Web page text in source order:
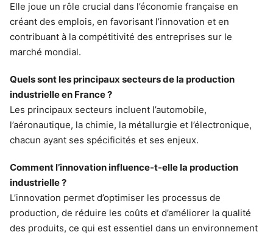
Elle joue un rôle crucial dans l’économie française en
créant des emplois, en favorisant l’innovation et en
contribuant à la compétitivité des entreprises sur le
marché mondial.
Quels sont les principaux secteurs de la production
industrielle en France ?
Les principaux secteurs incluent l’automobile,
l’aéronautique, la chimie, la métallurgie et l’électronique,
chacun ayant ses spécificités et ses enjeux.
Comment l’innovation influence-t-elle la production
industrielle ?
L’innovation permet d’optimiser les processus de
production, de réduire les coûts et d’améliorer la qualité
des produits, ce qui est essentiel dans un environnement